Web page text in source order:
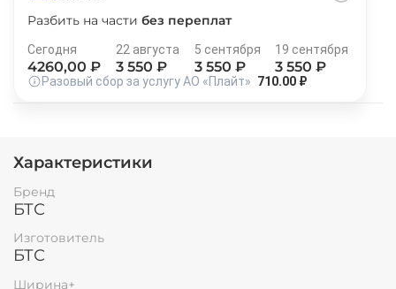
Разбить на части без переплат
Сегодня
4260,00 ₽
22 августа
3 550 ₽
5 сентября
3 550 ₽
19 сентября
3 550₽
Разовый сбор за услугу АО «Плайт» 710.00 ₽
Характеристики
Бренд
БТС
Изготовитель
БТС
Ширина+
раз в 2 недели
8 800 302-02-51
plait.ru